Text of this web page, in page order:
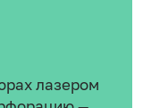
лазером